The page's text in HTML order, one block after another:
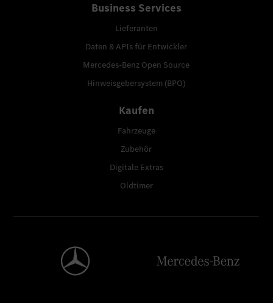
Business Services
Lieferanten
Daten & APIs für Entwickler
Mercedes-Benz Open Source
Hinweisgebersystem (BPO)
Kaufen
Fahrzeuge
Zubehör
Digitale Extras
Oldtimer